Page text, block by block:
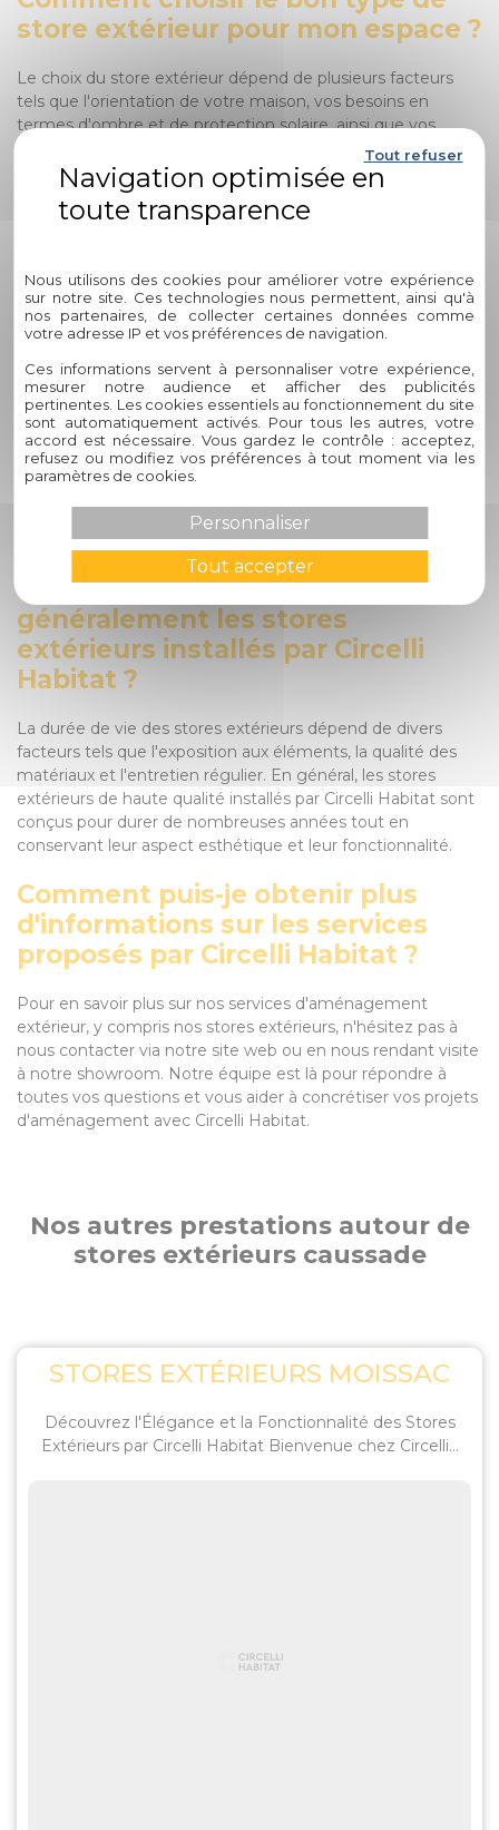
store extérieur pour mon espace ?
Le choix du store extérieur dépend de plusieurs facteurs
tels que l'orientation de votre maison, vos besoins en
termes d'ombre et de protection solaire, ainsi que vos
préférences esthétiques. Chez Circelli Habitat, nos experts
sont là pour vous guider dans le choix du store idéal en
fonction de ces critères, assurant ainsi que votre installation
soit parfaitement adaptée à votre environnement.
Quelle est l'importance de
l'installation professionnelle de
stores extérieurs ?
L'installation professionnelle de stores extérieurs est
essentielle pour garantir leur bon fonctionnement et leur
durabilité. Une installation incorrecte peut non seulement
compromettre l'efficacité des stores, mais également
entraîner des problèmes structurels potentiels. Chez Circelli
réalisée avec précision et savoir-faire pour assurer des
résultats optimaux.
Combien de temps durent
généralement les stores
extérieurs installés par Circelli
Habitat ?
La durée de vie des stores extérieurs dépend de divers
facteurs tels que l'exposition aux éléments, la qualité des
matériaux et l'entretien régulier. En général, les stores
extérieurs de haute qualité installés par Circelli Habitat sont
conçus pour durer de nombreuses années tout en
conservant leur aspect esthétique et leur fonctionnalité.
Comment puis-je obtenir plus
d'informations sur les services
proposés par Circelli Habitat ?
Pour en savoir plus sur nos services d'aménagement
extérieur, y compris nos stores extérieurs, n'hésitez pas à
nous contacter via notre site web ou en nous rendant visite
à notre showroom. Notre équipe est là pour répondre à
toutes vos questions et vous aider à concrétiser vos projets
d'aménagement avec Circelli Habitat.
Nos autres prestations autour de
stores extérieurs caussade
STORES EXTÉRIEURS MOISSAC
Découvrez l'Élégance et la Fonctionnalité des Stores
Extérieurs par Circelli Habitat Bienvenue chez Circelli...
Nous utilisons des cookies pour améliorer votre expérience
sur notre site. Ces technologies nous permettent, ainsi qu'à
nos partenaires, de collecter certaines données comme
votre adresse IP et vos préférences de navigation.
Ces informations servent à personnaliser votre expérience,
mesurer notre audience et afficher des publicités
pertinentes. Les cookies essentiels au fonctionnement du site
sont automatiquement activés. Pour tous les autres, votre
accord est nécessaire. Vous gardez le contrôle : acceptez,
refusez ou modifiez vos préférences à tout moment via les
paramètres de cookies.
Tout accepter
Tout refuser
Personnaliser